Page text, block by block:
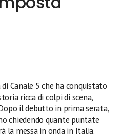
Canale 5 che ha conquistato
ricca di colpi di scena,
il debutto in prima serata,
chiedendo quante puntate
la messa in onda in Italia.